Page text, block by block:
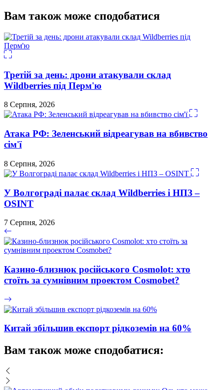
Вам також може сподобатися
Третій за день: дрони атакували склад
Wildberries під Перм'ю
8 Серпня, 2026
Атака РФ: Зеленський відреагував на вбивство
сім'ї
8 Серпня, 2026
У Волгограді палає склад Wildberries і НПЗ –
OSINT
7 Серпня, 2026
Казино-близнюк російського Cosmolot: хто
стоїть за сумнівним проектом Cosmobet?
Китай збільшив експорт рідкоземів на 60%
Вам також може сподобатися: